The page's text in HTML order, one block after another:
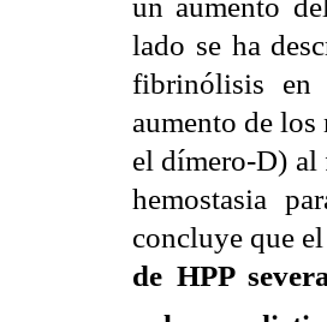
un aumento
lado se ha
fibrinólisis en
aumento de
el dímero-D) al
hemostasia
concluye que el
de HPP severa